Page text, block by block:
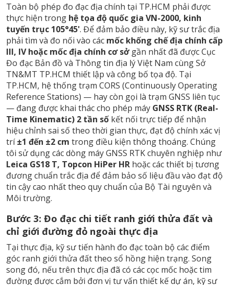
Toàn bộ phép đo đạc địa chính tại TP.HCM phải được
thực hiện trong hệ tọa độ quốc gia VN-2000, kinh
tuyến trục 105°45'. Để đảm bảo điều này, kỹ sư trắc địa
phải tìm và đo nối vào các mốc khống chế địa chính cấp
III, IV hoặc mốc địa chính cơ sởgần nhất đã được Cục
Đo đạc Bản đồ và Thông tin địa lý Việt Nam cùng Sở
TN&MT TP.HCM thiết lập và công bố tọa độ. Tại
TP.HCM, hệ thống trạm CORS (Continuously Operating
Reference Stations) — hay còn gọi là trạm GNSS liên tục
— đang được khai thác cho phép máy GNSS RTK (Real-
Time Kinematic) 2 tần số kết nối trực tiếp để nhận
hiệu chỉnh sai số theo thời gian thực, đạt độ chính xác vị
trí±1 đến ±2 cm trong điều kiện thông thoáng. Chúng
tôi sử dụng các dòng máy GNSS RTK chuyên nghiệp như
Leica GS18 T, Topcon HiPer HR hoặc các thiết bị tương
đương chuẩn trắc địa để đảm bảo số liệu đầu vào đạt độ
tin cậy cao nhất theo quy chuẩn của Bộ Tài nguyên và
Môi trường.
Bước 3: Đo đạc chi tiết ranh giới thửa đất và
chỉ giới đường đỏ ngoài thực địa
Tại thực địa, kỹ sư tiến hành đo đạc toàn bộ các điểm
góc ranh giới thửa đất theo sổ hồng hiện trạng. Song
song đó, nếu trên thực địa đã có các cọc mốc hoặc tim
đường được cắm bởi đơn vị tư vấn thiết kế dự án, kỹ sư